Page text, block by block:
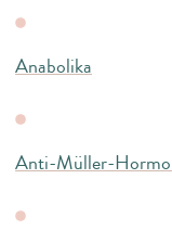
Anabolika
Anti-Müller-